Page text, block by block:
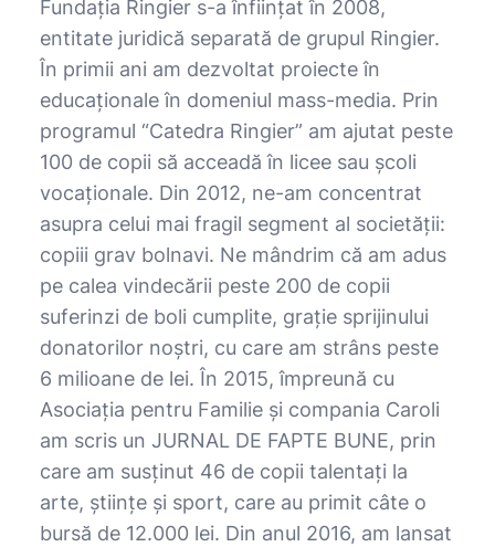
Fundația Ringier s-a înființat în 2008,
entitate juridică separată de grupul Ringier.
În primii ani am dezvoltat proiecte în
educaționale în domeniul mass-media. Prin
programul “Catedra Ringier” am ajutat peste
100 de copii să acceadă în licee sau școli
vocaționale. Din 2012, ne-am concentrat
asupra celui mai fragil segment al societății:
copiii grav bolnavi. Ne mândrim că am adus
pe calea vindecării peste 200 de copii
suferinzi de boli cumplite, grație sprijinului
donatorilor noștri, cu care am strâns peste
6 milioane de lei. În 2015, împreună cu
Asociația pentru Familie și compania Caroli
am scris un JURNAL DE FAPTE BUNE, prin
care am susținut 46 de copii talentați la
arte, științe și sport, care au primit câte o
bursă de 12.000 lei. Din anul 2016, am lansat